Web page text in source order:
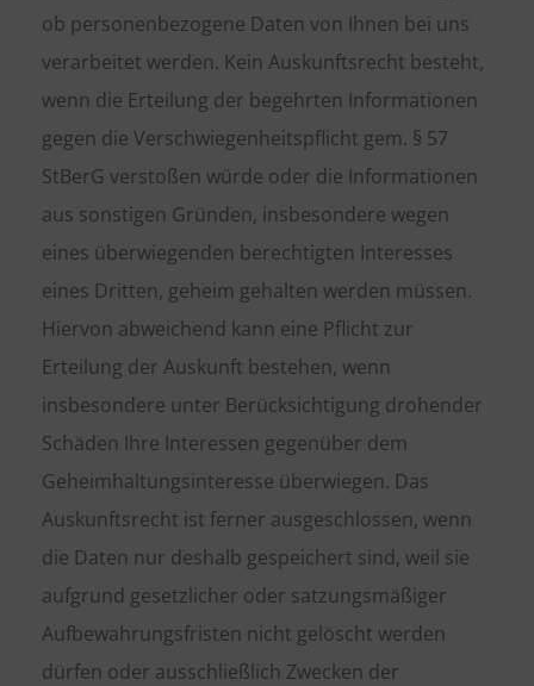
ob personenbezogene Daten von Ihnen bei uns
verarbeitet werden. Kein Auskunftsrecht besteht,
wenn die Erteilung der begehrten Informationen
gegen die Verschwiegenheitspflicht gem. § 57
StBerG verstoßen würde oder die Informationen
aus sonstigen Gründen, insbesondere wegen
eines überwiegenden berechtigten Interesses
eines Dritten, geheim gehalten werden müssen.
Hiervon abweichend kann eine Pflicht zur
Erteilung der Auskunft bestehen, wenn
insbesondere unter Berücksichtigung drohender
Schäden Ihre Interessen gegenüber dem
Geheimhaltungsinteresse überwiegen. Das
Auskunftsrecht ist ferner ausgeschlossen, wenn
die Daten nur deshalb gespeichert sind, weil sie
aufgrund gesetzlicher oder satzungsmäßiger
Aufbewahrungsfristen nicht gelöscht werden
dürfen oder ausschließlich Zwecken der